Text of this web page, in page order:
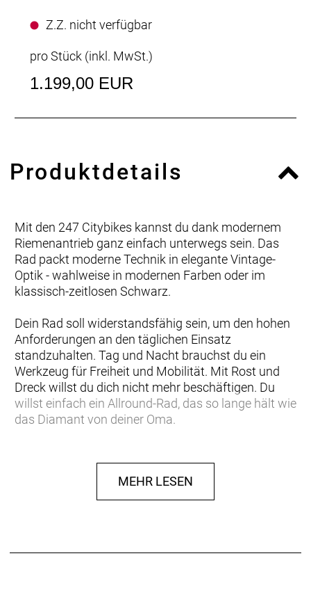
Z.Z. nicht verfügbar
pro Stück (inkl. MwSt.)
1.199,00 EUR
Produktdetails
Mit den 247 Citybikes kannst du dank modernem
Riemenantrieb ganz einfach unterwegs sein. Das
Rad packt moderne Technik in elegante Vintage-
Optik - wahlweise in modernen Farben oder im
klassisch-zeitlosen Schwarz.
Dein Rad soll widerstandsfähig sein, um den hohen
Anforderungen an den täglichen Einsatz
standzuhalten. Tag und Nacht brauchst du ein
Werkzeug für Freiheit und Mobilität. Mit Rost und
Dreck willst du dich nicht mehr beschäftigen. Du
willst einfach ein Allround-Rad, das so lange hält wie
das Diamant von deiner Oma.
der Nexus-Nabenschaltung von Shimano. In der
Stadt kommst du damit immer zurecht und
profitierest von einer breiten Übersetzung. Sie ist
MEHR LESEN